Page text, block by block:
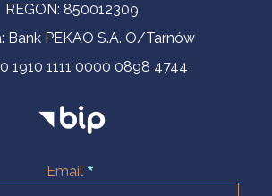
REGON: 850012309
Bank PEKAO S.A. O/Tarnów
1910 1111 0000 0898 4744
Email